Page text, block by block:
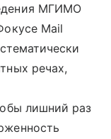
МГИМО
Mail
речах,
лишний раз